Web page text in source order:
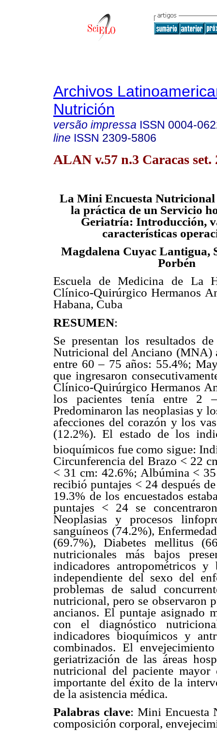
Archivos
Nutrición
versão impressa ISSN 0004-
line ISSN 2309-5806
ALAN v.57 n.3 Caracas set.
La Mini Encuesta Nutricional
la práctica de un Servicio
Geriatría: Introducción,
características
Magdalena Cuyac Lantigua,
Porbén
Escuela de Medicina de La
Clínico-Quirúrgico Hermanos
Habana, Cuba
RESUMEN:
Se presentan los resultados
Nutricional del Anciano (MNA)
entre 60 – 75 años: 55.4%;
que ingresaron
Clínico-Quirúrgico Hermanos
los pacientes tenía entre 2
Predominaron las neoplasias y
afecciones del corazón y los
(12.2%). El estado de los
bioquímicos fue como sigue:
Circunferencia del Brazo < 22
< 31 cm: 42.6%; Albúmina <
recibió puntajes < 24 después
19.3% de los encuestados
puntajes < 24 se
Neoplasias y procesos
sanguíneos (74.2%),
(69.7%), Diabetes mellitus
nutricionales más bajos
indicadores antropométricos
independiente del sexo del
problemas de salud
nutricional, pero se observaron
ancianos. El puntaje asignado
con el diagnóstico
indicadores bioquímicos y
combinados. El
geriatrización de las áreas
nutricional del paciente
importante del éxito de la
de la asistencia médica.
Palabras clave: Mini Encuesta
composición corporal,